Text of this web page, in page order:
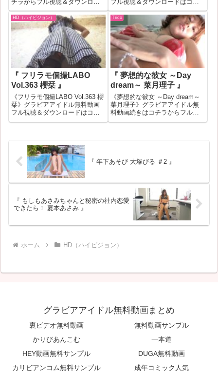
チラからフル視聴＆ダウンロー
ドはコチラへ『ヒメゴト 西永彩
奈 ＃6』の作品IDが531865のグ
ラビアアイドル無料動画紹介！
一部作品はお試し無料動画が見
れない場合もあります。その
フル視聴＆ダウンロードはコチ
ラへ『甘い気持ちになる果実 工
藤唯』の作品IDが422692のグラ
ビアアイドル無料動画紹介！一
部作品はお試し無料動画が見れ
ない場合もあります。その場合
はバナ...
HD（ハイビジョン）
『 フリラモ個撮LABO
Vol.363 櫻栞 』
《フリラモ個撮LABO Vol.363 櫻
栞》グラビアアイドル無料動画
フル視聴＆ダウンロードはコチ
ラへ『フリラモ個撮LABO
介！一部作品はお試し無料動画
が見れない場...
Trico
『 夢想的な彼女 ～Day
dream～ 菜月理子 』
《夢想的な彼女 ～Day dream～
菜月理子》グラビアアイドル無
料動画続きはコチラからフル視
聴＆ダウンロードはコチラへ
『 年下あそび 大塚びる ＃2 』
『 もしもあさみちゃんと秘密の社内恋愛
できたら！ 夏本あさみ 』
ホーム HD（ハイビジョン）
グラビアアイドル無料動画まとめ
裏ビデオ無料動画
無料動画サンプル
かりびあんこむ
一本道
HEY動画無料サンプル
DUGA無料動画
カリビアンコム無料サンプル
成年コミック人気